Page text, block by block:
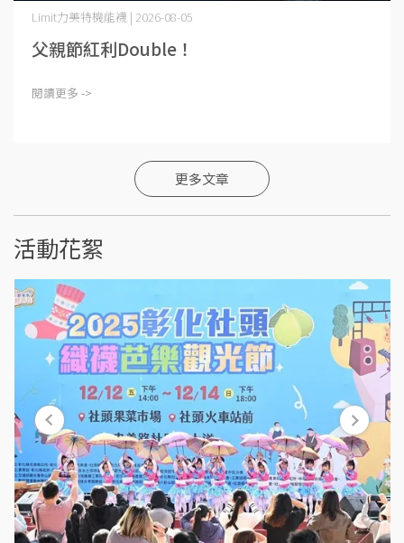
Limit力美特機能襪 | 2026-08-05
父親節紅利Double！
閱讀更多 ->
更多文章
活動花絮